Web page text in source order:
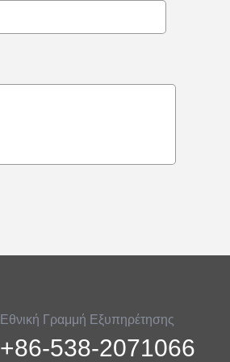
Εθνική Γραμμή Εξυπηρέτησης
Πελατών
+86-538-2071066